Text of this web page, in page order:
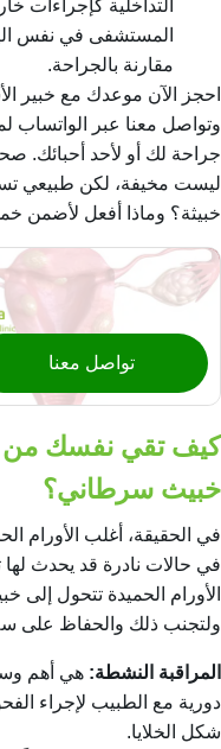
المستشفى في نفس
مقارنة بالجراحة.
احجز الآن موعدك مع خبير
وتواصل معنا عبر الواتساب
جراحة لك أو لأحد أحبائك.
ليست مخيفة، لكن طبيعي
خبيثة؟ وماذا أفعل لأضمن
تواصل معنا
كيف تقي نفسك من
خبيث سرطاني؟
في الحقيقة، أغلب الأورام
في حالات نادرة قد يحدث لها
الأورام الحميدة تتحول إلى
ولتجنب ذلك والحفاظ على
المراقبة النشطة: هي أهم
دورية مع الطبيب لإجراء
شكل الخلايا.